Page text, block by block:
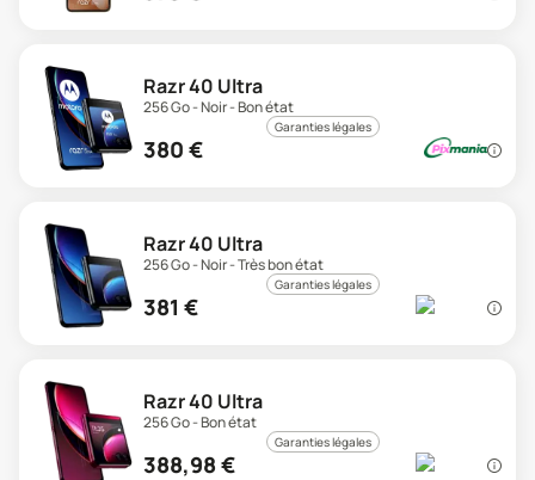
Razr 40 Ultra
256 Go - Noir - Bon état
Garanties légales
380 €
Razr 40 Ultra
256 Go - Noir - Très bon état
Garanties légales
381 €
Razr 40 Ultra
256 Go - Bon état
Garanties légales
388,98 €